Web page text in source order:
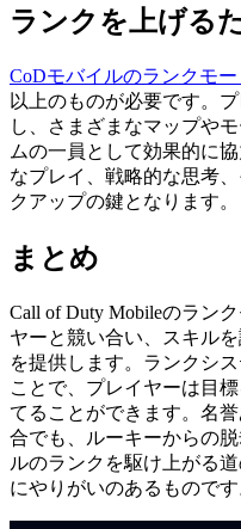
ランクを上げる
CoDモバイルのランクモ
以上のものが必要です。
し、さまざまなマップや
ムの一員として効果的に
なプレイ、戦略的な思考
クアップの鍵となります。
まとめ
Call of Duty Mobileのラン
ヤーと競い合い、スキル
を提供します。ランクシ
ことで、プレイヤーは目
てることができます。名
合でも、ルーキーからの
ルのランクを駆け上がる
にやりがいのあるものです